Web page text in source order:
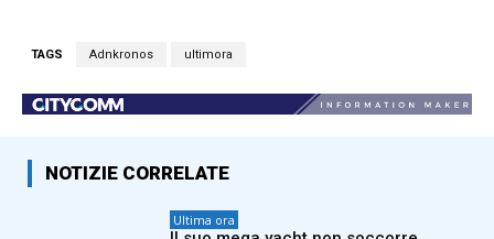
TAGS Adnkronos ultimora
NOTIZIE CORRELATE
Ultima ora